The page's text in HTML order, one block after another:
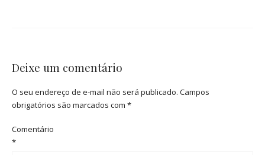
Deixe um comentário
O seu endereço de e-mail não será publicado. Campos
obrigatórios são marcados com *
Comentário
*